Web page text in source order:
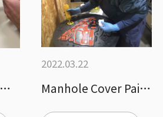
＜応募締め切り済み＞【2023年11月2…
2022.03.22
Manhole Cover Paints…